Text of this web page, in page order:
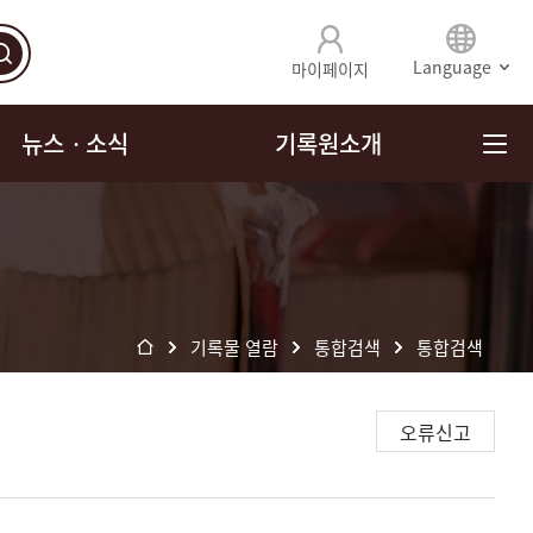
마이페이지 Language
뉴스ㆍ소식 기록원소개
기록물 열람 통합검색 통합검색
오류신고